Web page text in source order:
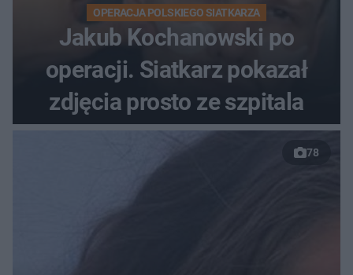
OPERACJA POLSKIEGO SIATKARZA
Jakub Kochanowski po
operacji. Siatkarz pokazał
zdjęcia prosto ze szpitala
78